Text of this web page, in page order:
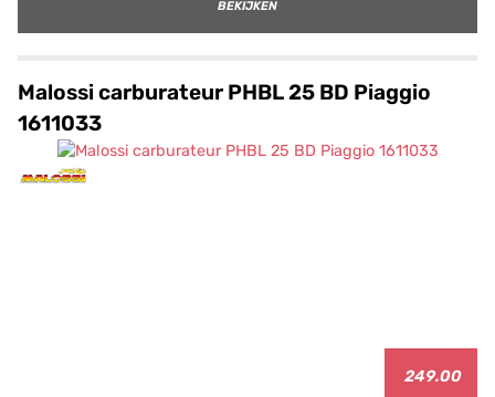
BEKIJKEN
Malossi carburateur PHBL 25 BD Piaggio
1611033
249.00